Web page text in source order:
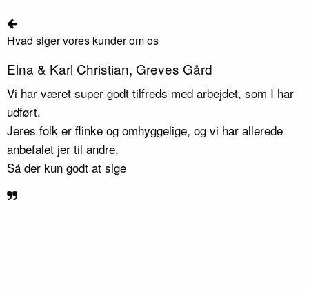
Hvad siger vores kunder om os
Elna & Karl Christian, Greves Gård
Vi har været super godt tilfreds med arbejdet, som I har
udført.
Jeres folk er flinke og omhyggelige, og vi har allerede
anbefalet jer til andre.
Så der kun godt at sige